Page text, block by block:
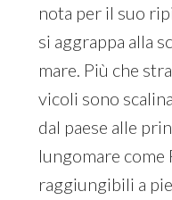
nota per il suo
si aggrappa alla
mare. Più che
vicoli sono
dal paese alle
lungomare come
raggiungibili a